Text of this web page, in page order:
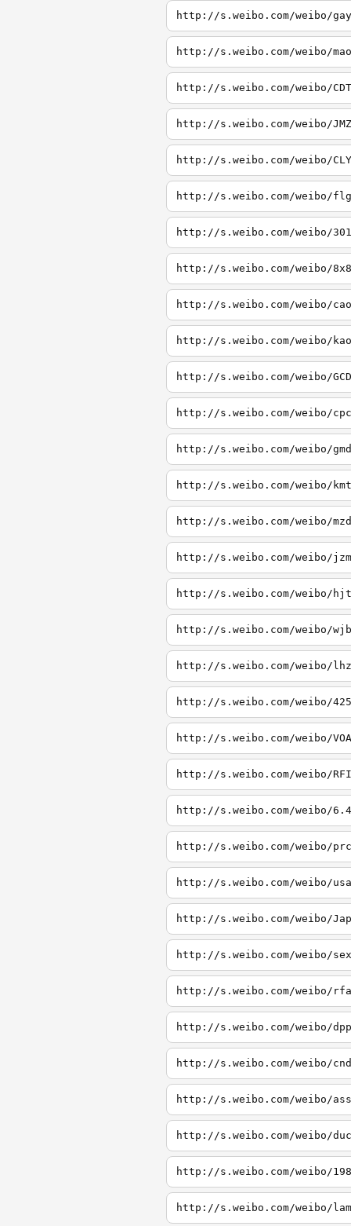
http://s.weibo.com/weibo/gay
http://s.weibo.com/weibo/mao
http://s.weibo.com/weibo/CDT
http://s.weibo.com/weibo/JMZ
http://s.weibo.com/weibo/CLY
http://s.weibo.com/weibo/flg
http://s.weibo.com/weibo/301
http://s.weibo.com/weibo/8x8
http://s.weibo.com/weibo/cao
http://s.weibo.com/weibo/kao
http://s.weibo.com/weibo/GCD
http://s.weibo.com/weibo/cpc
http://s.weibo.com/weibo/gmd
http://s.weibo.com/weibo/kmt
http://s.weibo.com/weibo/mzd
http://s.weibo.com/weibo/jzm
http://s.weibo.com/weibo/hjt
http://s.weibo.com/weibo/wjb
http://s.weibo.com/weibo/lhz
http://s.weibo.com/weibo/425
http://s.weibo.com/weibo/VOA
http://s.weibo.com/weibo/RFI
http://s.weibo.com/weibo/6.4
http://s.weibo.com/weibo/prc
http://s.weibo.com/weibo/usa
http://s.weibo.com/weibo/Jap
http://s.weibo.com/weibo/sex
http://s.weibo.com/weibo/rfa
http://s.weibo.com/weibo/dpp
http://s.weibo.com/weibo/cnd
http://s.weibo.com/weibo/ass
http://s.weibo.com/weibo/
http://s.weibo.com/weibo/
http://s.weibo.com/weibo/